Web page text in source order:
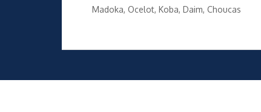
Madoka, Ocelot, Koba, Daim, Choucas